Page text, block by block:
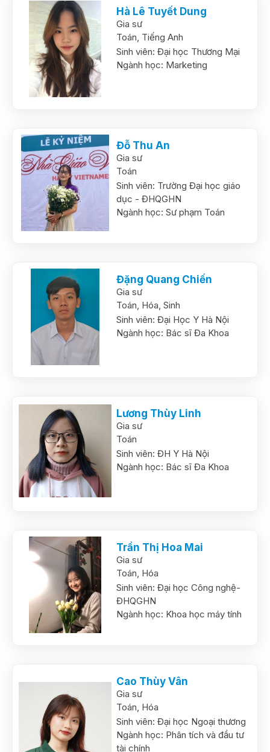
Hà Lê Tuyết Dung
Gia sư
Toán, Tiếng Anh
Sinh viên: Đại học Thương Mại
Ngành học: Marketing
Đỗ Thu An
Gia sư
Toán
Sinh viên: Trường Đại học giáo
dục - ĐHQGHN
Ngành học: Sư phạm Toán
Đặng Quang Chiến
Gia sư
Toán, Hóa,Sinh
Sinh viên: Đại Học Y Hà Nội
Ngành học: Bác sĩ Đa Khoa
Lương Thùy Linh
Gia sư
Toán
Sinh viên: ĐH Y Hà Nội
Ngành học: Bác sĩ Đa Khoa
Trần Thị Hoa Mai
Gia sư
Toán, Hóa
Sinh viên: Đại học Công nghệ-
ĐHQGHN
Ngành học: Khoa học máy tính
Cao Thùy Vân
Gia sư
Toán, Hóa
Sinh viên: Đại học Ngoại thương
Ngành học: Phân tích và đầu tư
tài chính